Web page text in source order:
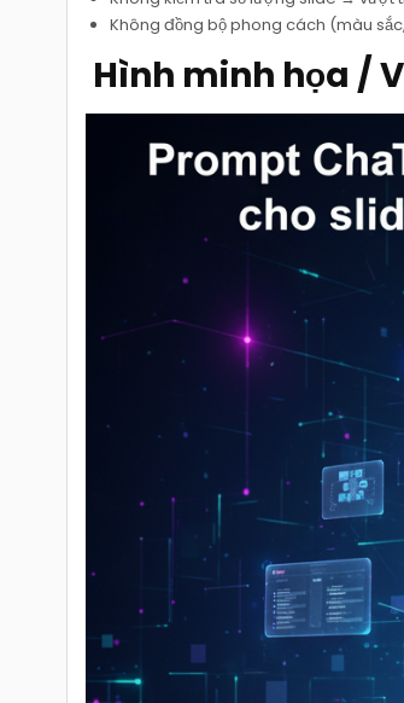
Không đồng bộ phong cách (màu
Hình minh họa /